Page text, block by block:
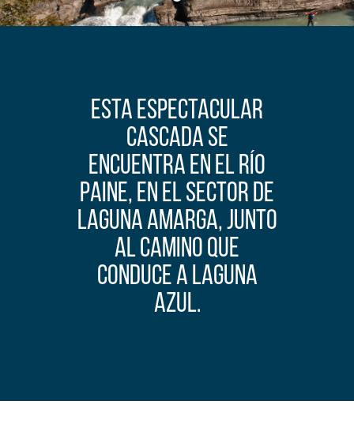
ESTA ESPECTACULAR
CASCADA SE
ENCUENTRA EN EL RÍO
PAINE, EN EL SECTOR DE
LAGUNA AMARGA, JUNTO
AL CAMINO QUE
CONDUCE A LAGUNA
AZUL.